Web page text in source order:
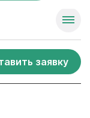
заявку